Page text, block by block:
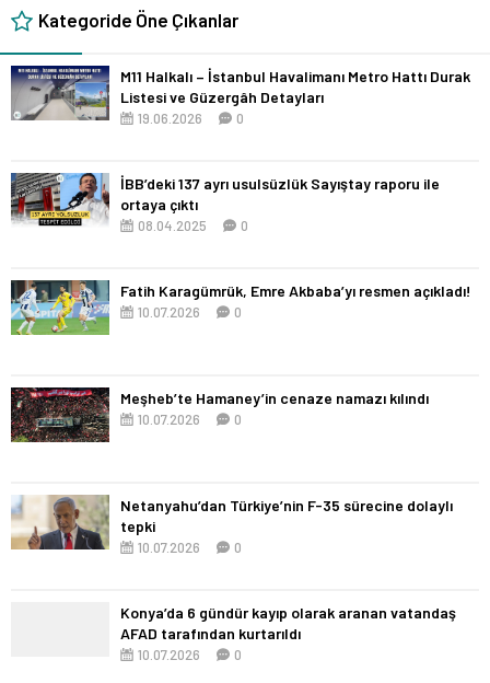
Kategoride Öne Çıkanlar
M11 Halkalı – İstanbul Havalimanı Metro Hattı Durak
Listesi ve Güzergâh Detayları
19.06.2026 0
İBB’deki 137 ayrı usulsüzlük Sayıştay raporu ile
ortaya çıktı
08.04.2025 0
Fatih Karagümrük, Emre Akbaba’yı resmen açıkladı!
10.07.2026 0
Meşheb’te Hamaney’in cenaze namazı kılındı
10.07.2026 0
Netanyahu’dan Türkiye’nin F-35 sürecine dolaylı
tepki
10.07.2026 0
Konya’da 6 gündür kayıp olarak aranan vatandaş
AFAD tarafından kurtarıldı
10.07.2026 0